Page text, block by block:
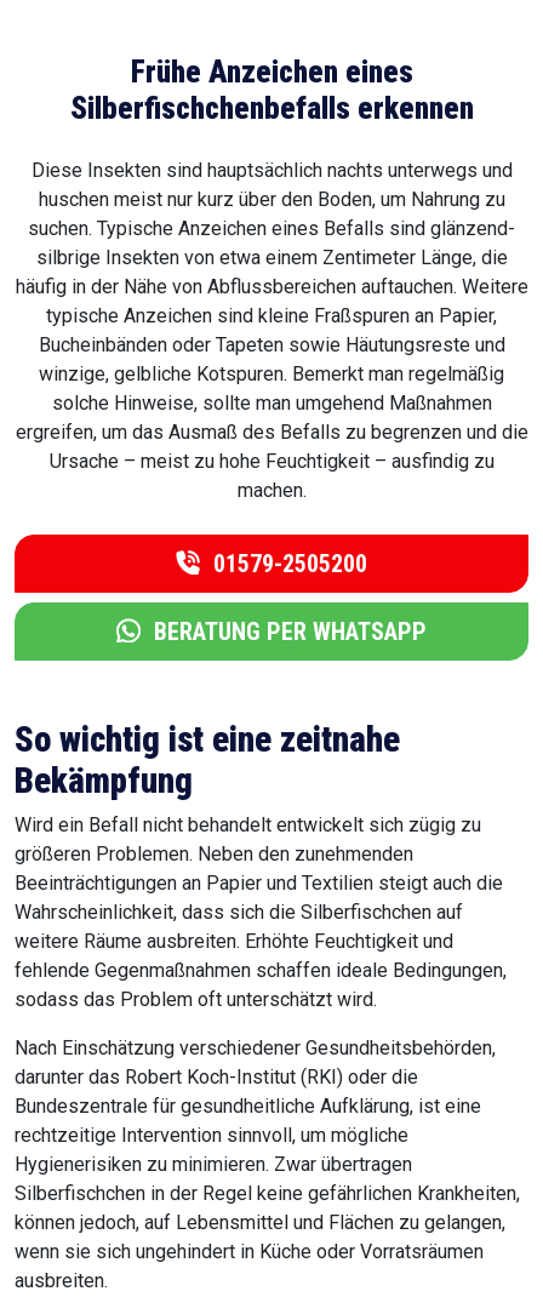
Frühe Anzeichen eines
Silberfischchenbefalls erkennen
Diese Insekten sind hauptsächlich nachts unterwegs und
huschen meist nur kurz über den Boden, um Nahrung zu
suchen. Typische Anzeichen eines Befalls sind glänzend-
silbrige Insekten von etwa einem Zentimeter Länge, die
häufig in der Nähe von Abflussbereichen auftauchen. Weitere
typische Anzeichen sind kleine Fraßspuren an Papier,
Bucheinbänden oder Tapeten sowie Häutungsreste und
winzige, gelbliche Kotspuren. Bemerkt man regelmäßig
solche Hinweise, sollte man umgehend Maßnahmen
ergreifen, um das Ausmaß des Befalls zu begrenzen und die
Ursache – meist zu hohe Feuchtigkeit – ausfindig zu
machen.
01579-2505200
BERATUNG PER WHATSAPP
So wichtig ist eine zeitnahe
Bekämpfung
Wird ein Befall nicht behandelt entwickelt sich zügig zu
größeren Problemen. Neben den zunehmenden
Beeinträchtigungen an Papier und Textilien steigt auch die
Wahrscheinlichkeit, dass sich die Silberfischchen auf
weitere Räume ausbreiten. Erhöhte Feuchtigkeit und
fehlende Gegenmaßnahmen schaffen ideale Bedingungen,
sodass das Problem oft unterschätzt wird.
Nach Einschätzung verschiedener Gesundheitsbehörden,
darunter das Robert Koch-Institut (RKI) oder die
Bundeszentrale für gesundheitliche Aufklärung, ist eine
rechtzeitige Intervention sinnvoll, um mögliche
Hygienerisiken zu minimieren. Zwar übertragen
Silberfischchen in der Regel keine gefährlichen Krankheiten,
können jedoch, auf Lebensmittel und Flächen zu gelangen,
wenn sie sich ungehindert in Küche oder Vorratsräumen
ausbreiten.